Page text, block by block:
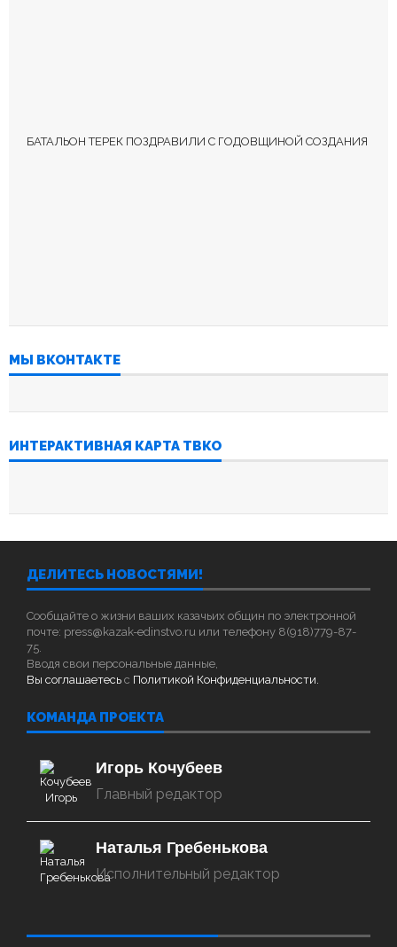
БАТАЛЬОН ТЕРЕК ПОЗДРАВИЛИ С ГОДОВЩИНОЙ СОЗДАНИЯ
МЫ ВКОНТАКТЕ
ИНТЕРАКТИВНАЯ КАРТА ТВКО
ДЕЛИТЕСЬ НОВОСТЯМИ!
Сообщайте о жизни ваших казачьих общин по электронной
почте: press@kazak-edinstvo.ru или телефону 8(918)779-87-
75.
Вводя свои персональные данные,
Вы соглашаетесь с Политикой Конфиденциальности.
КОМАНДА ПРОЕКТА
Игорь Кочубеев
Главный редактор
Наталья Гребенькова
Исполнительный редактор